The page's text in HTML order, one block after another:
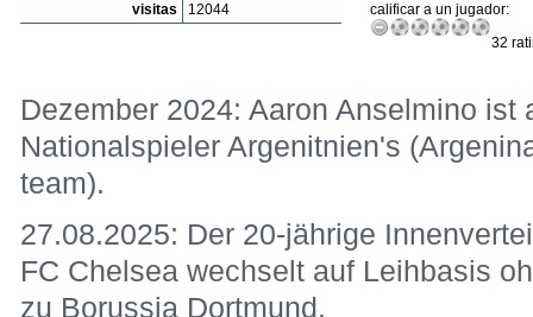
visitas
12044
calificar a un jugador:
32
Dezember 2024: Aaron Anselmino ist
Nationalspieler Argenitnien's
team).
27.08.2025: Der 20-jährige
FC Chelsea wechselt auf Leihbasis
zu Borussia Dortmund.